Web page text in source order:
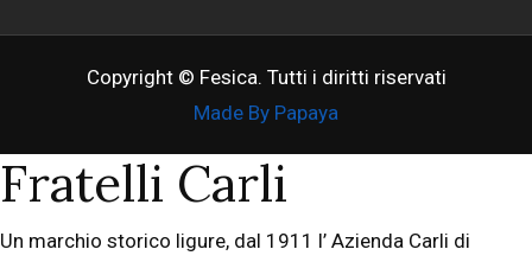
Copyright © Fesica. Tutti i diritti riservati
Made By Papaya
Fratelli Carli
Un marchio storico ligure, dal 1911 l’ Azienda Carli di